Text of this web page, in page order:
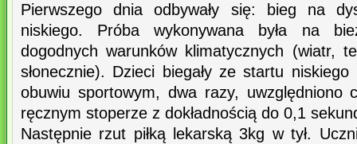
Pierwszego dnia odbywały się: bieg na
niskiego. Próba wykonywana była na
dogodnych warunków klimatycznych (wiatr,
słonecznie). Dzieci biegały ze startu
obuwiu sportowym, dwa razy, uwzględniono
ręcznym stoperze z dokładnością do 0,1
Następnie rzut piłką lekarską 3kg w tył.